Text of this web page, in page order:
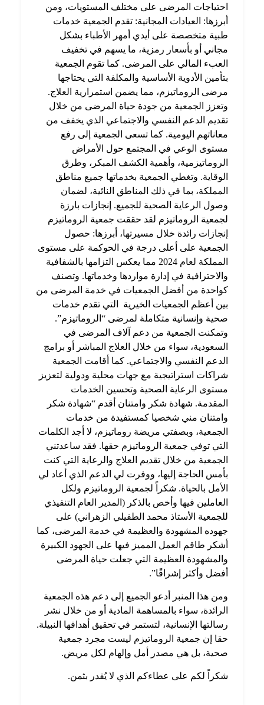
احتياجات المرضى على مختلف المستويات، ومن
أبرزها: العيادات المجانية: تقدم الجمعية خدمات
طبية متخصصة على أيدي أمهر الأطباء بشكل
مجاني أو بأسعار رمزية، ما يسهم في تخفيف
العبء المالي على المرضى. كما تقوم الجمعية
بتأمين الأدوية الأساسية والمكلفة التي يحتاجها
مرضى الروماتيزم، مما يضمن استمرارية العلاج.
وتعزز الجمعية من جودة حياة المرضى من خلال
تقديم الدعم النفسي والاجتماعي الذي يخفف من
معاناتهم اليومية. كما تسعى الجمعية إلى رفع
مستوى الوعي في المجتمع حول الأمراض
الروماتيزمية، وأهمية الكشف المبكر، وطرق
الوقاية. وتغطي الجمعية بخدماتها جميع مناطق
المملكة، بما في ذلك المناطق النائية، لضمان
وصول الرعاية الصحية للجميع. إنجازات بارزة
لجمعية الروماتيزم لقد حققت جمعية الروماتيزم
إنجازات رائدة خلال مسيرتها، أبرزها: حصول
الجمعية على أعلى درجة في الحوكمة على مستوى
المملكة لعام 2024 مما يعكس التزامها بالشفافية
والاحترافية في إدارة مواردها وخدماتها. وتصنف
كواحدة من أفضل الجمعيات في خدمة المرضى من
بين أعظم الجمعيات الخيرية
التي تقدم خدمات
صحية وإنسانية متكاملة لمرضى “الروماتيزم”.
وتمكنت الجمعية من دعم آلاف المرضى في
السعودية، سواء من خلال العلاج المباشر أو برامج
الدعم النفسي والاجتماعي. كما أقامت الجمعية
شراكات استراتيجية مع جهات محلية ودولية لتعزيز
مستوى الرعاية الصحية وتحسين الخدمات
المقدمة. شهادة شكر وامتنان أقدم “شهادة شكر
وامتنان مني شخصيا كمستفيدة من خدمات
الجمعية، وبصفتي مريضة روماتيزم، لا أجد الكلمات
التي توفي جمعية الروماتيزم حقها. فقد ساعدتني
الجمعية من خلال تقديم العلاج والرعاية التي كنت
بأمس الحاجة إليها، ووفرت لي الدعم الذي أعاد لي
الأمل بالحياة. شكراً لجمعية الروماتيزم ولكل
العاملين فيها وأخص بالذكر (المدير العام التنفيذي
للجمعية الأستاذ محمد الطفيلي الزهراني) على
جهوده المشهودة والعظيمة في خدمة المرضى، كما
أشكر طاقم العمل المميز فيها على الجهود الكبيرة
والمشهودة العظيمة التي جعلت حياة المرضى
أفضل وأكثر إشراقًا”.
ومن هذا المنبر أدعو الجميع إلى دعم هذه الجمعية
الرائدة، سواء بالمساهمة المادية أو من خلال نشر
رسالتها الإنسانية، لتستمر في تحقيق أهدافها النبيلة.
حقا إن جمعية الروماتيزم ليست مجرد جمعية
صحية، بل هي مصدر أمل وإلهام لكل مريض.
شكراً لكم على عطاءكم الذي لا يُقدر بثمن.